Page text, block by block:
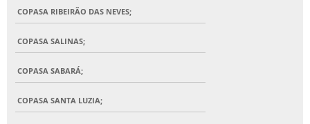
COPASA RIBEIRÃO DAS NEVES;
COPASA SALINAS;
COPASA SABARÁ;
COPASA SANTA LUZIA;